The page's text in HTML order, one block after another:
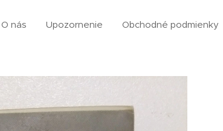
O nás Upozornenie Obchodné podmienky